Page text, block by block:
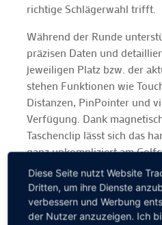
richtige Schlägerwahl trifft.
Während der Runde
präzisen Daten und
jeweiligen Platz bzw. der
stehen Funktionen wie
Distanzen, PinPointer und
Verfügung. Dank
Taschenclip lässt sich das
ganz unkompliziert am
befestigen. Und die
Stunden im GPS-Modus
Golftag.
Diese Seite nutzt Website
Dritten, um ihre Dienste
verbessern und Werbung
der Nutzer anzuzeigen. Ich